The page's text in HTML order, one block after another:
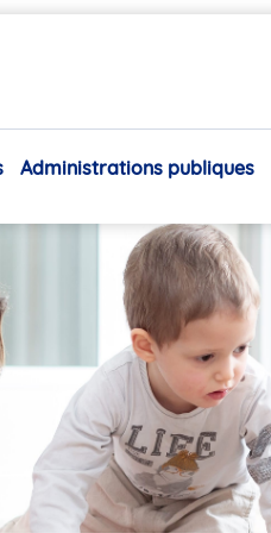
Administrations publiques